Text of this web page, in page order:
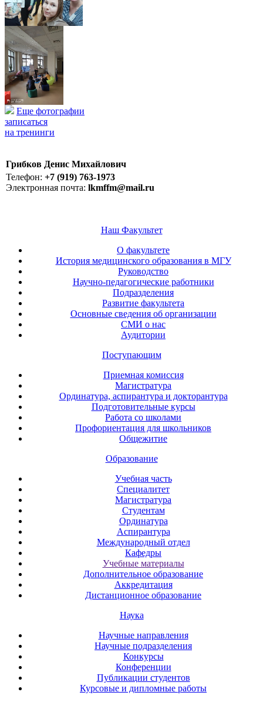
Еще фотографии
записаться
на тренинги
Грибков Денис Михайлович
Телефон: +7 (919) 763-1973
Электронная почта: lkmffm@mail.ru
Наш Факультет
О факультете
История медицинского образования в МГУ
Руководство
Научно-педагогические работники
Подразделения
Развитие факультета
Основные сведения об организации
СМИ о нас
Аудитории
Поступающим
Приемная комиссия
Магистратура
Ординатура, аспирантура и докторантура
Подготовительные курсы
Работа со школами
Профориентация для школьников
Общежитие
Образование
Учебная часть
Специалитет
Магистратура
Студентам
Ординатура
Аспирантура
Международный отдел
Кафедры
Учебные материалы
Дополнительное образование
Аккредитация
Дистанционное образование
Наука
Научные направления
Научные подразделения
Конкурсы
Конференции
Публикации студентов
Курсовые и дипломные работы